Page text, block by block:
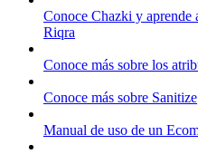
Conoce Chazki y aprende
Riqra
Conoce más sobre los
Conoce más sobre Sanitize
Manual de uso de un